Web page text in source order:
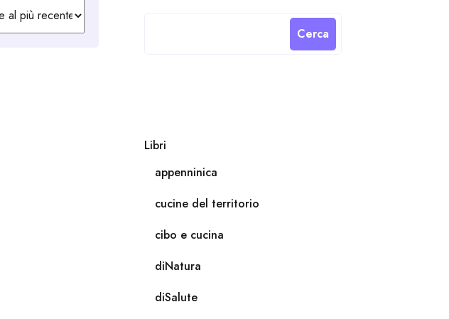
Cerca
Libri
appenninica
cucine del territorio
cibo e cucina
diNatura
diSalute